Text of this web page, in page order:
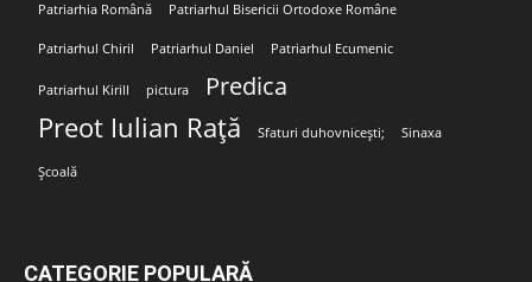
Patriarhia Română Patriarhul Bisericii Ortodoxe Române
Patriarhul Chiril Patriarhul Daniel Patriarhul Ecumenic
Patriarhul Kirill pictura Predica
Preot Iulian Rață Sfaturi duhovnicești; Sinaxa
Școală
CATEGORIE POPULARĂ